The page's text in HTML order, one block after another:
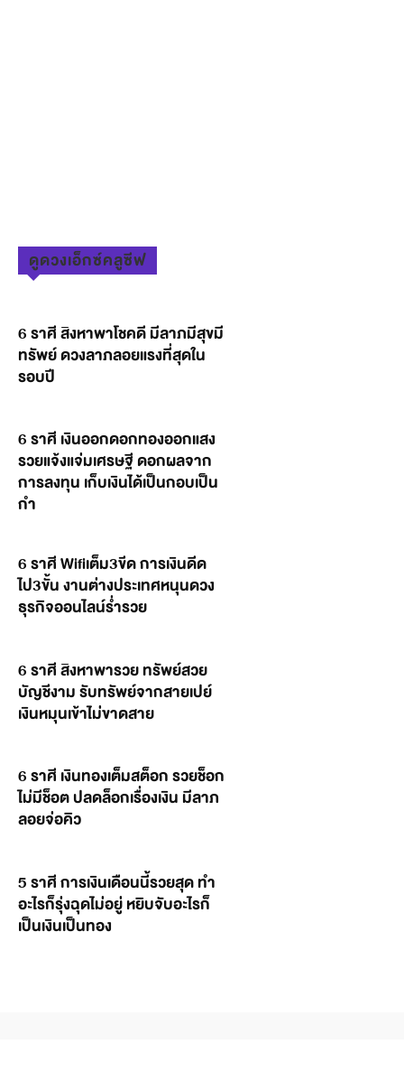
ดูดวงเอ็กซ์คลูซีฟ
6 ราศี สิงหาพาโชคดี มีลาภมีสุขมี
ทรัพย์ ดวงลาภลอยแรงที่สุดใน
รอบปี
6 ราศี เงินออกดอกทองออกแสง
รวยแจ้งแจ่มเศรษฐี ดอกผลจาก
การลงทุน เก็บเงินได้เป็นกอบเป็น
กำ
6 ราศี Wifiเต็ม3ขีด การเงินดีด
ไป3ขั้น งานต่างประเทศหนุนดวง
ธุรกิจออนไลน์ร่ำรวย
6 ราศี สิงหาพารวย ทรัพย์สวย
บัญชีงาม รับทรัพย์จากสายเปย์
เงินหมุนเข้าไม่ขาดสาย
6 ราศี เงินทองเต็มสต็อก รวยช็อก
ไม่มีช็อต ปลดล็อกเรื่องเงิน มีลาภ
ลอยจ่อคิว
5 ราศี การเงินเดือนนี้รวยสุด ทำ
อะไรก็รุ่งฉุดไม่อยู่ หยิบจับอะไรก็
เป็นเงินเป็นทอง